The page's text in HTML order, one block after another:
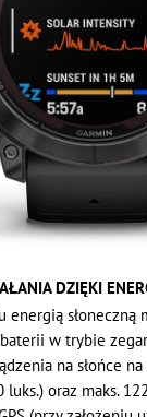
DZIĘKI
energią słoneczną
w trybie
na słońce
oraz maks.